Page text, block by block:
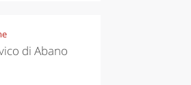
di Abano